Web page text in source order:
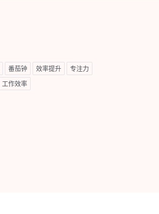
番茄钟 效率提升 专注力
工作效率